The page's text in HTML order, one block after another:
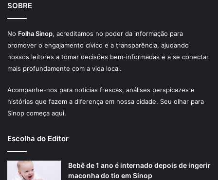
SOBRE
No Folha Sinop, acreditamos no poder da informação para
promover o engajamento cívico e a transparência, ajudando
nossos leitores a tomar decisões bem-informadas e a se conectar
mais profundamente com a vida local.
Acompanhe-nos para notícias frescas, análises perspicazes e
histórias que fazem a diferença em nossa cidade. Seu olhar para
Sinop começa aqui.
Escolha do Editor
Bebê de 1 ano é internado depois de ingerir
maconha do tio em Sinop